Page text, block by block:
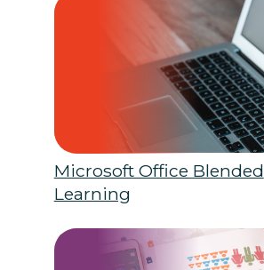
Microsoft Office Blended
Learning